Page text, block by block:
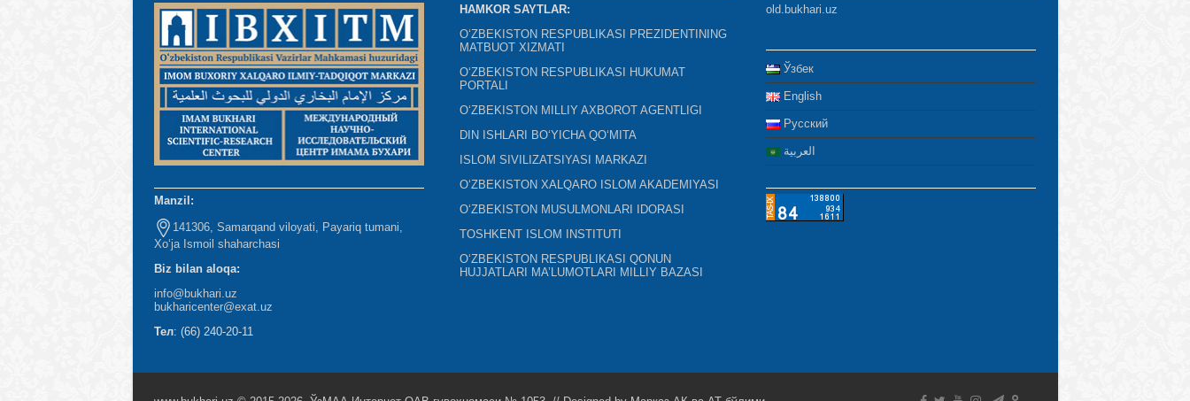
Manzil:
141306, Samarqand viloyati, Payariq tumani,
Xo‘ja Ismoil shaharchasi
Biz bilan aloqa:
info@bukhari.uz
bukharicenter@exat.uz
Тел: (66) 240-20-11
HAMKOR SAYTLAR:
O‘ZBEKISTON RESPUBLIKASI PREZIDENTINING
MATBUOT XIZMATI
O‘ZBEKISTON RESPUBLIKASI HUKUMAT
PORTALI
O‘ZBEKISTON MILLIY AXBOROT AGENTLIGI
DIN ISHLARI BO‘YICHA QO‘MITA
ISLOM SIVILIZATSIYASI MARKAZI
O‘ZBEKISTON XALQARO ISLOM AKADEMIYASI
O‘ZBEKISTON MUSULMONLARI IDORASI
TOSHKENT ISLOM INSTITUTI
O‘ZBEKISTON RESPUBLIKASI QONUN
HUJJATLARI MA’LUMOTLARI MILLIY BAZASI
old.bukhari.uz
Ўзбек
English
Русский
العربية